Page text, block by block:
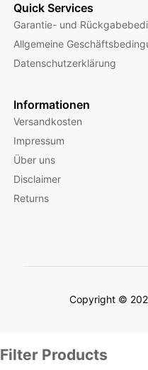
Quick Services
Garantie- und
Allgemeine
Datenschutzerklärung
Informationen
Versandkosten
Impressum
Über uns
Disclaimer
Returns
Copyright ©
Filter Products